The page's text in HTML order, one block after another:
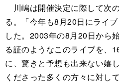
川嶋は開催決定に際して次
る。「今年も8月20日にライ
した。2003年の8月20日から
る証のようなこのライブを、
に、驚きと予想も出来ない嬉
くださった多くの方々に対し